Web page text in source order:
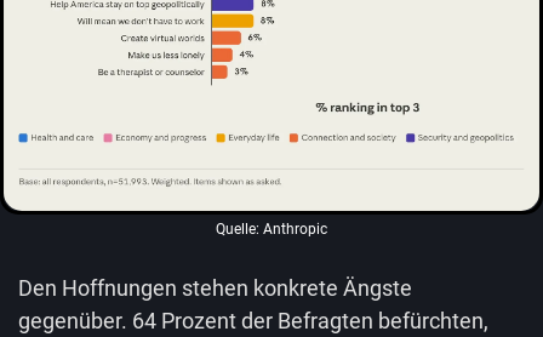
Quelle: Anthropic
Den Hoffnungen stehen konkrete Ängste
gegenüber. 64 Prozent der Befragten befürchten,